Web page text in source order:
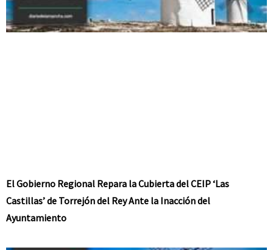
El Gobierno Regional Repara la Cubierta del CEIP ‘Las
Castillas’ de Torrejón del Rey Ante la Inacción del
Ayuntamiento